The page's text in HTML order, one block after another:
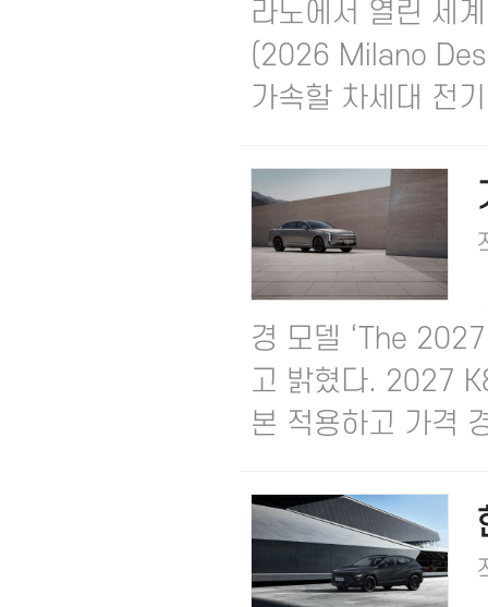
라노에서 열린 세
(2026 Milano
가속할 차세대 전
경 모델 ‘The
고 밝혔다.​ 2027
본 적용하고 가격